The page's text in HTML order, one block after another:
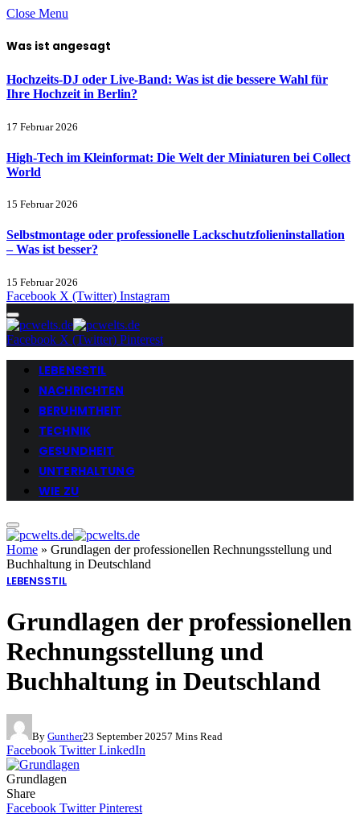
Close Menu
Was ist angesagt
Hochzeits-DJ oder Live-Band: Was ist die bessere Wahl für
Ihre Hochzeit in Berlin?
17 Februar 2026
High-Tech im Kleinformat: Die Welt der Miniaturen bei Collect
World
15 Februar 2026
Selbstmontage oder professionelle Lackschutzfolieninstallation
– Was ist besser?
15 Februar 2026
Facebook X (Twitter) Instagram
Facebook X (Twitter) Pinterest
LEBENSSTIL
NACHRICHTEN
BERUHMTHEIT
TECHNIK
GESUNDHEIT
UNTERHALTUNG
WIE ZU
Home » Grundlagen der professionellen Rechnungsstellung und
Buchhaltung in Deutschland
LEBENSSTIL
Grundlagen der professionellen
Rechnungsstellung und
Buchhaltung in Deutschland
By Gunther23 September 20257 Mins Read
Facebook Twitter LinkedIn
Grundlagen
Share
Facebook Twitter Pinterest